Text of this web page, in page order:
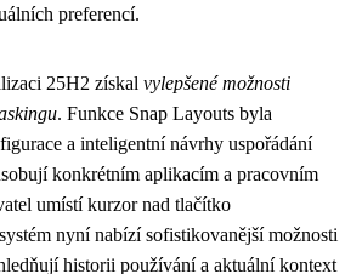
preferencí.
25H2 získal vylepšené možnosti
. Funkce Snap Layouts byla
a inteligentní návrhy uspořádání
konkrétním aplikacím a pracovním
umístí kurzor nad tlačítko
nyní nabízí sofistikovanější možnosti
historii používání a aktuální kontext